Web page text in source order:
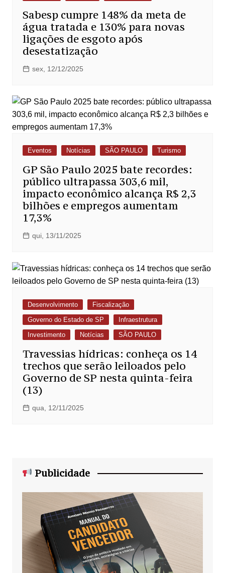
Sabesp cumpre 148% da meta de
água tratada e 130% para novas
ligações de esgoto após
desestatização
sex, 12/12/2025
Eventos Notícias SÃO PAULO Turismo
GP São Paulo 2025 bate recordes:
público ultrapassa 303,6 mil,
impacto econômico alcança R$ 2,3
bilhões e empregos aumentam
17,3%
qui, 13/11/2025
Desenvolvimento
Fiscalização
Governo do Estado de SP
Infraestrutura
Investimento
Notícias SÃO PAULO
Travessias hídricas: conheça os 14
trechos que serão leiloados pelo
Governo de SP nesta quinta-feira
(13)
qua, 12/11/2025
Publicidade